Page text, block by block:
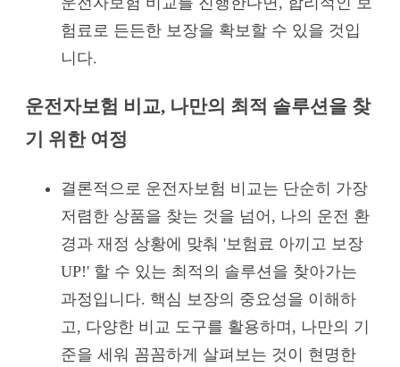
험료로 든든한 보장을 확보할 수 있을 것입
니다.
운전자보험 비교, 나만의 최적 솔루션을 찾
기 위한 여정
결론적으로 운전자보험 비교는 단순히 가장
저렴한 상품을 찾는 것을 넘어, 나의 운전 환
경과 재정 상황에 맞춰 '보험료 아끼고 보장
UP!' 할 수 있는 최적의 솔루션을 찾아가는
과정입니다. 핵심 보장의 중요성을 이해하
고, 다양한 비교 도구를 활용하며, 나만의 기
준을 세워 꼼꼼하게 살펴보는 것이 현명한